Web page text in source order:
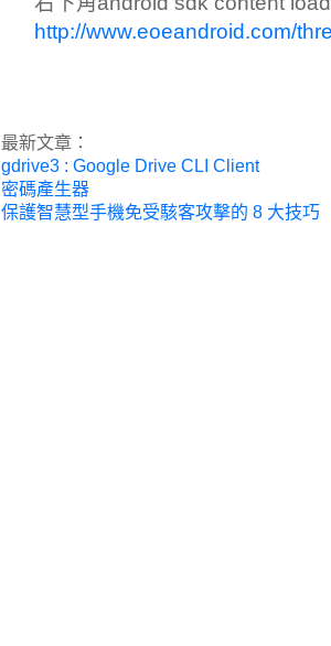
http://www.eoeandroid.com/
最新文章：
gdrive3 : Google Drive CLI Client
密碼產生器
保護智慧型手機免受駭客攻擊的 8 大技巧